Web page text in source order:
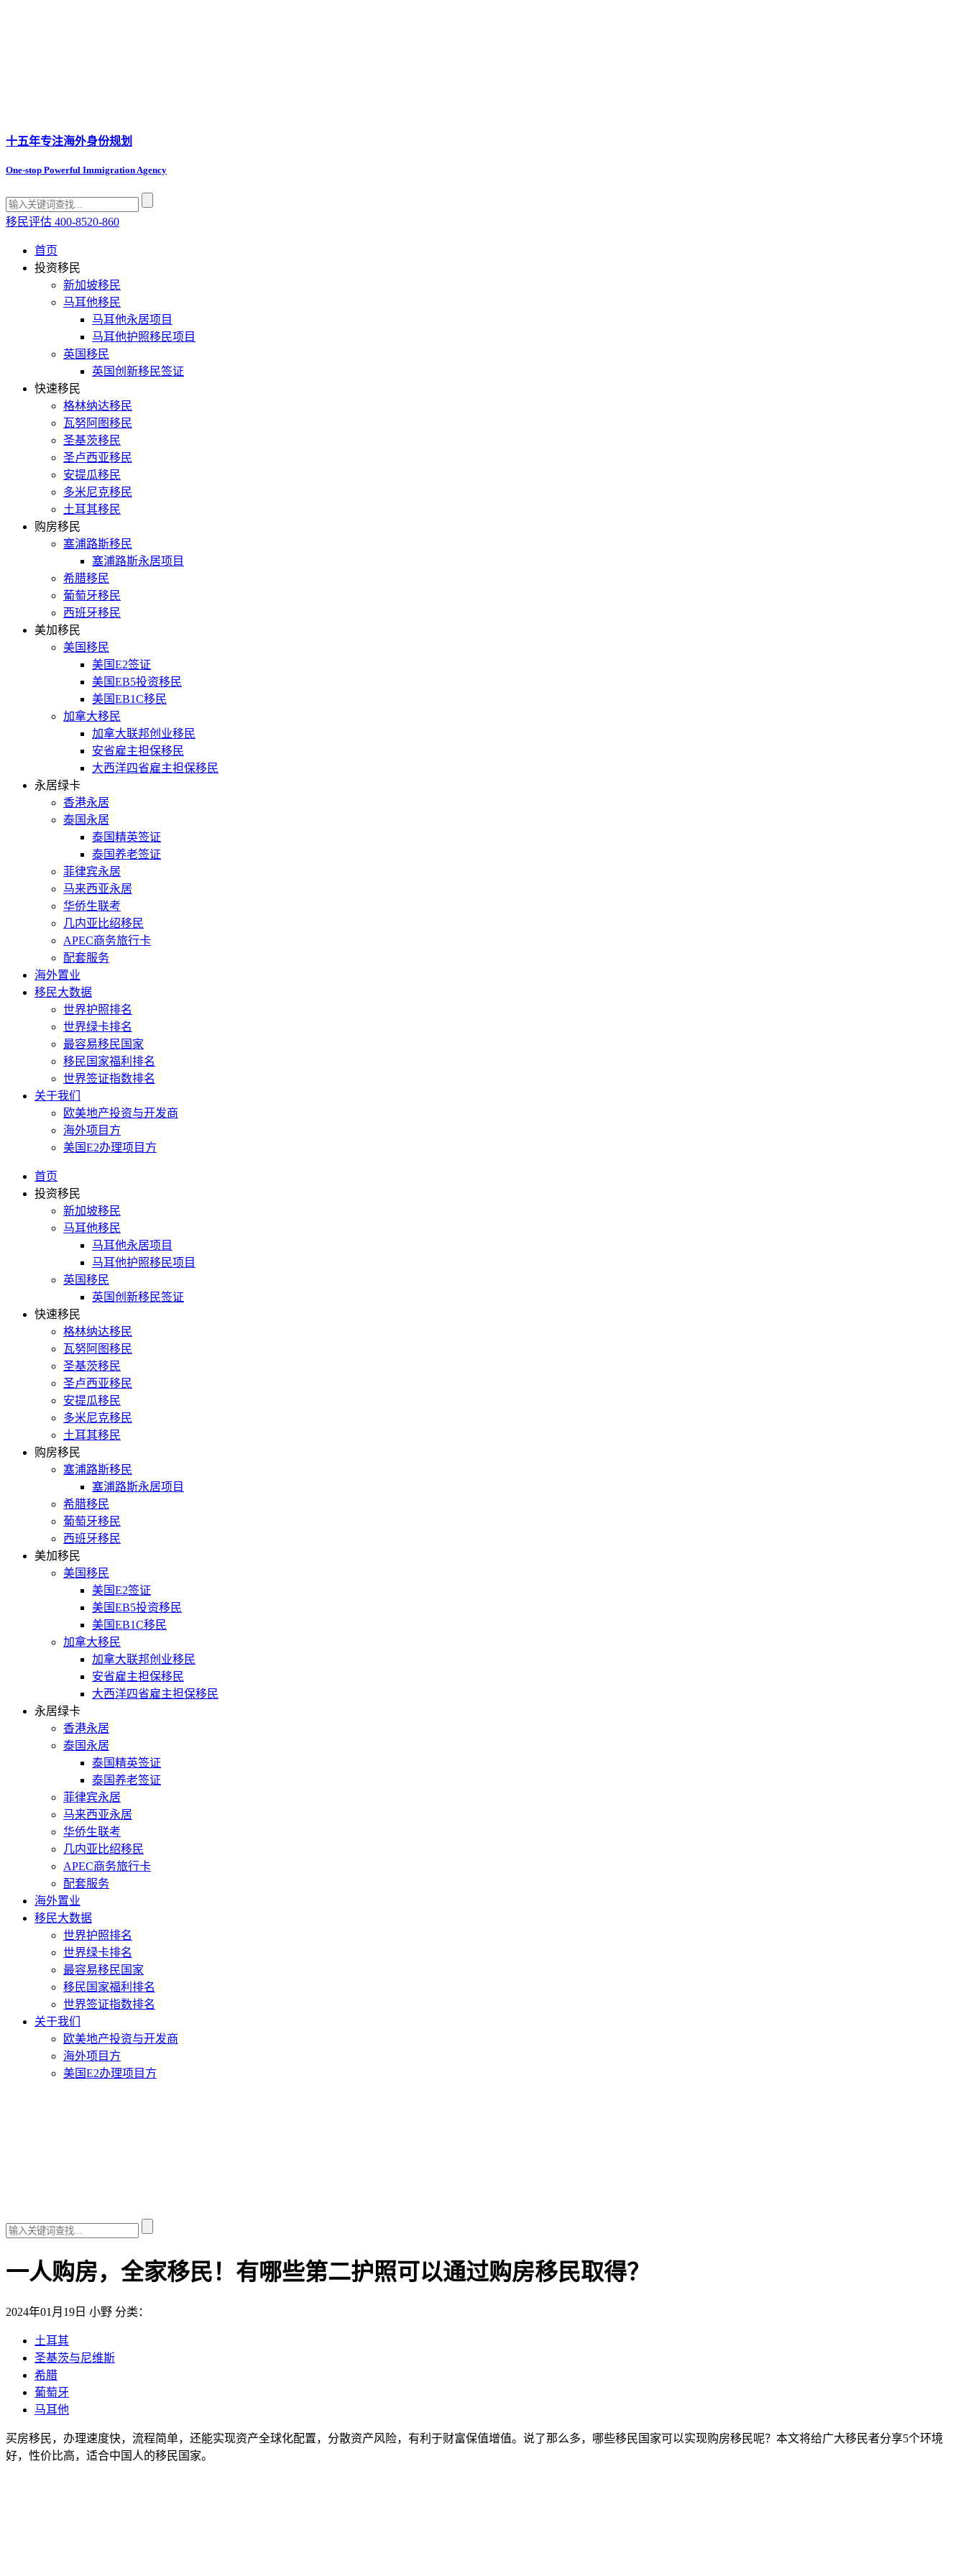
十五年专注海外身份规划
One-stop Powerful Immigration Agency
移民评估 400-8520-860
首页
投资移民
新加坡移民
马耳他移民
马耳他永居项目
马耳他护照移民项目
英国移民
英国创新移民签证
快速移民
格林纳达移民
瓦努阿图移民
圣基茨移民
圣卢西亚移民
安提瓜移民
多米尼克移民
土耳其移民
购房移民
塞浦路斯移民
塞浦路斯永居项目
希腊移民
葡萄牙移民
西班牙移民
美加移民
美国移民
美国E2签证
美国EB5投资移民
美国EB1C移民
加拿大移民
加拿大联邦创业移民
安省雇主担保移民
大西洋四省雇主担保移民
永居绿卡
香港永居
泰国永居
泰国精英签证
泰国养老签证
菲律宾永居
马来西亚永居
华侨生联考
几内亚比绍移民
APEC商务旅行卡
配套服务
海外置业
移民大数据
世界护照排名
世界绿卡排名
最容易移民国家
移民国家福利排名
世界签证指数排名
关于我们
欧美地产投资与开发商
海外项目方
美国E2办理项目方
首页
投资移民
新加坡移民
马耳他移民
马耳他永居项目
马耳他护照移民项目
英国移民
英国创新移民签证
快速移民
格林纳达移民
瓦努阿图移民
圣基茨移民
圣卢西亚移民
安提瓜移民
多米尼克移民
土耳其移民
购房移民
塞浦路斯移民
塞浦路斯永居项目
希腊移民
葡萄牙移民
西班牙移民
美加移民
美国移民
美国E2签证
美国EB5投资移民
美国EB1C移民
加拿大移民
加拿大联邦创业移民
安省雇主担保移民
大西洋四省雇主担保移民
永居绿卡
香港永居
泰国永居
泰国精英签证
泰国养老签证
菲律宾永居
马来西亚永居
华侨生联考
几内亚比绍移民
APEC商务旅行卡
配套服务
海外置业
移民大数据
世界护照排名
世界绿卡排名
最容易移民国家
移民国家福利排名
世界签证指数排名
关于我们
欧美地产投资与开发商
海外项目方
美国E2办理项目方
一人购房，全家移民！有哪些第二护照可以通过购房移民取得？
2024年01月19日 小野 分类：
土耳其
圣基茨与尼维斯
希腊
葡萄牙
马耳他
买房移民，办理速度快，流程简单，还能实现资产全球化配置，分散资产风险，有利于财富保值增值。说了那么多，哪些移民国家可以实现购房移民呢？本文将给广大移民者分享5个环境
好，性价比高，适合中国人的移民国家。